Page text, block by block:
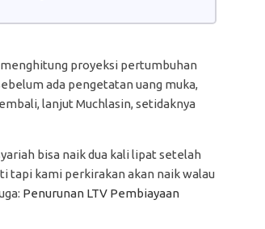
menghitung proyeksi pertumbuhan
ada pengetatan uang muka,
lanjut Muchlasin, setidaknya
bisa naik dua kali lipat setelah
tapi kami perkirakan akan naik walau
Penurunan LTV Pembiayaan